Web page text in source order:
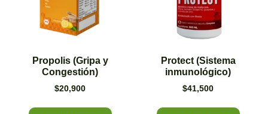
Propolis (Gripa y
Congestión)
$20,900
Protect (Sistema
inmunológico)
$41,500